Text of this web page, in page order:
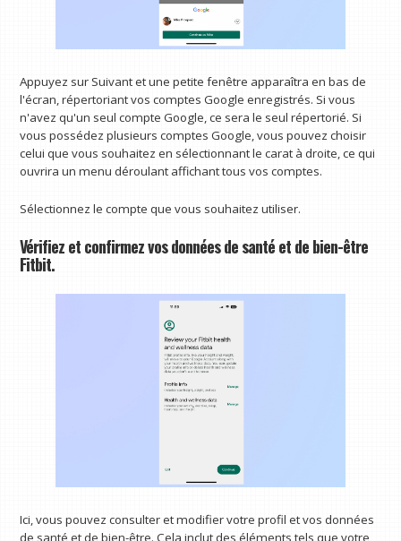
Appuyez sur Suivant et une petite fenêtre apparaîtra en bas de
l'écran, répertoriant vos comptes Google enregistrés. Si vous
n'avez qu'un seul compte Google, ce sera le seul répertorié. Si
vous possédez plusieurs comptes Google, vous pouvez choisir
celui que vous souhaitez en sélectionnant le carat à droite, ce qui
ouvrira un menu déroulant affichant tous vos comptes.
Sélectionnez le compte que vous souhaitez utiliser.
Vérifiez et confirmez vos données de santé et de bien-être
Fitbit.
Ici, vous pouvez consulter et modifier votre profil et vos données